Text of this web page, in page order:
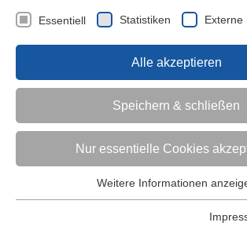
Kinder (0-6)
Grundschulkinder
Jugendliche
Essentiell Statistiken Externe
Alle akzeptieren
Speichern & schließen
Nur essentielle Cookies
Essentielle Cookies werden für
Weitere Informationen